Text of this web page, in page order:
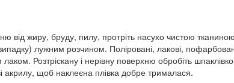
від жиру, бруду, пилу, протріть насухо чистою
лужним розчином. Поліровані, лакові,
Розтріскану і нерівну поверхню обробіть
акрилу, щоб наклеєна плівка добре трималася.